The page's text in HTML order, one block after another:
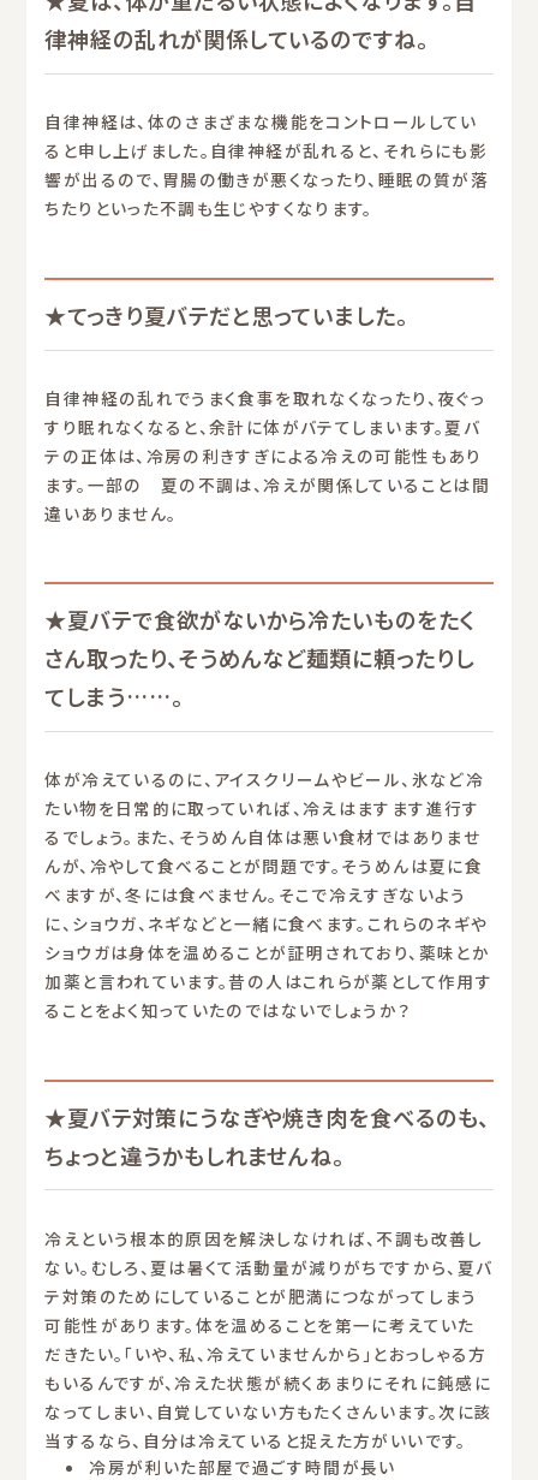
律神経の乱れが関係しているのですね。
自律神経は、体のさまざまな機能をコントロールしてい
ると申し上げました。自律神経が乱れると、それらにも影
響が出るので、胃腸の働きが悪くなったり、睡眠の質が落
ちたりといった不調も生じやすくなります。
★てっきり夏バテだと思っていました。
自律神経の乱れでうまく食事を取れなくなったり、夜ぐっ
すり眠れなくなると、余計に体がバテてしまいます。夏バ
テの正体は、冷房の利きすぎによる冷えの可能性もあり
ます。一部の 夏の不調は、冷えが関係していることは間
違いありません。
★夏バテで食欲がないから冷たいものをたく
さん取ったり、そうめんなど麺類に頼ったりし
てしまう……。
体が冷えているのに、アイスクリームやビール、氷など冷
たい物を日常的に取っていれば、冷えはますます進行す
るでしょう。また、そうめん自体は悪い食材ではありませ
んが、冷やして食べることが問題です。そうめんは夏に食
べますが、冬には食べません。そこで冷えすぎないよう
に、ショウガ、ネギなどと一緒に食べます。これらのネギや
ショウガは身体を温めることが証明されており、薬味とか
加薬と言われています。昔の人はこれらが薬として作用す
ることをよく知っていたのではないでしょうか？
★夏バテ対策にうなぎや焼き肉を食べるのも、
ちょっと違うかもしれませんね。
冷えという根本的原因を解決しなければ、不調も改善し
ない。むしろ、夏は暑くて活動量が減りがちですから、夏バ
テ対策のためにしていることが肥満につながってしまう
可能性があります。体を温めることを第一に考えていた
だきたい。「いや、私、冷えていませんから」とおっしゃる方
もいるんですが、冷えた状態が続くあまりにそれに鈍感に
なってしまい、自覚していない方もたくさんいます。次に該
当するなら、自分は冷えていると捉えた方がいいです。
冷房が利いた部屋で過ごす時間が長い